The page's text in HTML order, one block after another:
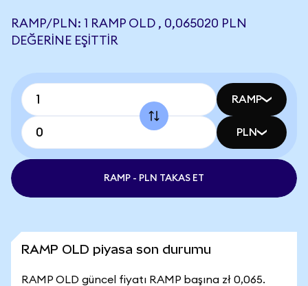
RAMP/PLN: 1 RAMP OLD , 0,065020 PLN
DEĞERINE EŞITTIR
RAMP
PLN
RAMP - PLN TAKAS ET
RAMP OLD piyasa son durumu
RAMP OLD güncel fiyatı RAMP başına zł 0,065.